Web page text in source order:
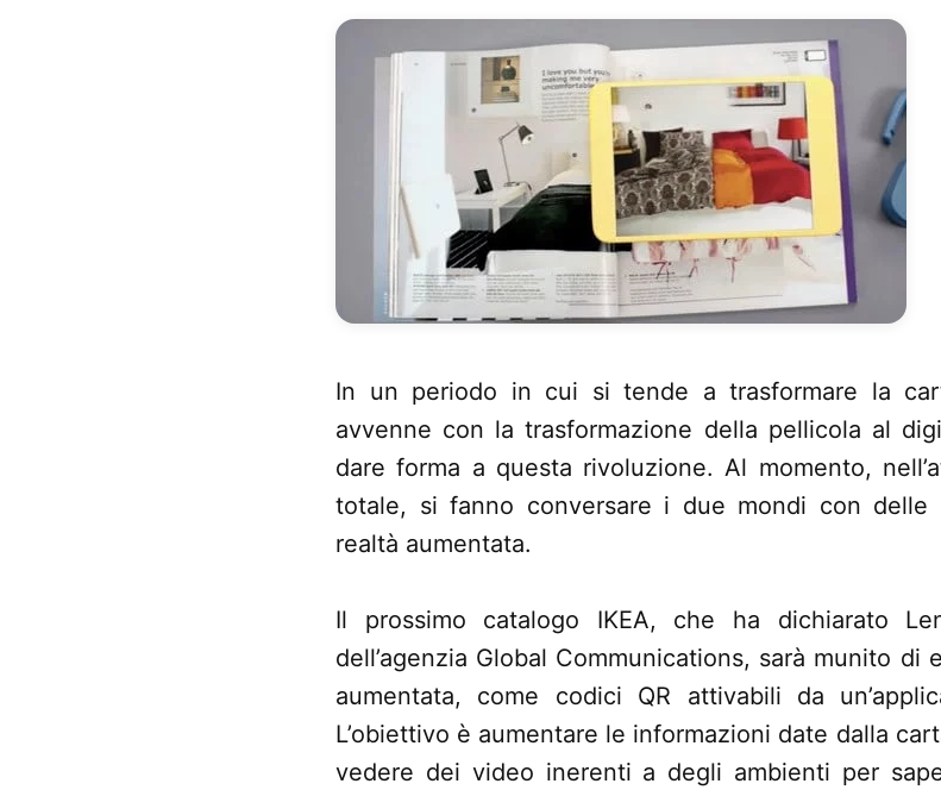
In un periodo in cui si tende a trasformare la
avvenne con la trasformazione della pellicola al
dare forma a questa rivoluzione. Al momento,
totale, si fanno conversare i due mondi con delle
realtà aumentata.
Il prossimo catalogo IKEA, che ha dichiarato
dell’agenzia Global Communications, sarà munito
aumentata, come codici QR attivabili da
L’obiettivo è aumentare le informazioni date dalla
vedere dei video inerenti a degli ambienti per